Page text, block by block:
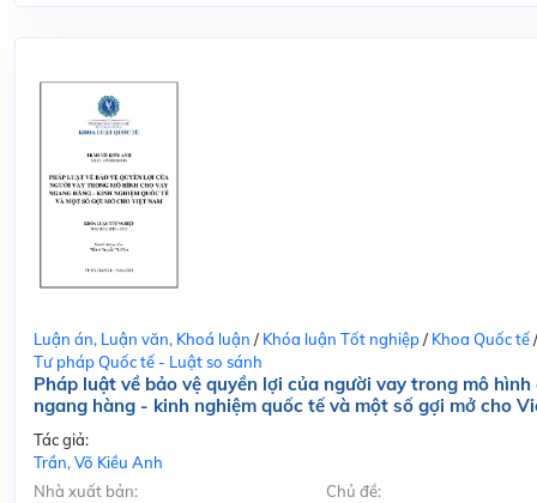
Luận án, Luận văn, Khoá luận / Khóa luận Tốt nghiệp/ Khoa Quốc tế/
Tư pháp Quốc tế - Luật so sánh
Pháp luật về bảo vệ quyền lợi của người vay trong mô hình
ngang hàng - kinh nghiệm quốc tế và một số gợi mở cho
Tác giả:
Trần, Võ Kiều Anh
Nhà xuất bản:
Chủ đề: